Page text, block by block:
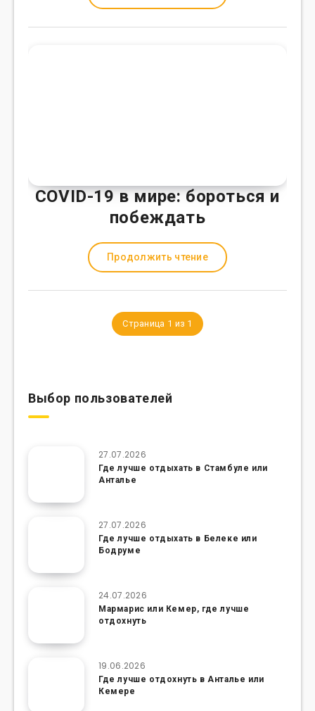
COVID-19 в мире: бороться и
побеждать
Продолжить чтение
Страница 1 из 1
Выбор пользователей
27.07.2026
Где лучше отдыхать в Стамбуле или
Анталье
27.07.2026
Где лучше отдыхать в Белеке или
Бодруме
24.07.2026
Мармарис или Кемер, где лучше
отдохнуть
19.06.2026
Где лучше отдохнуть в Анталье или
Кемере